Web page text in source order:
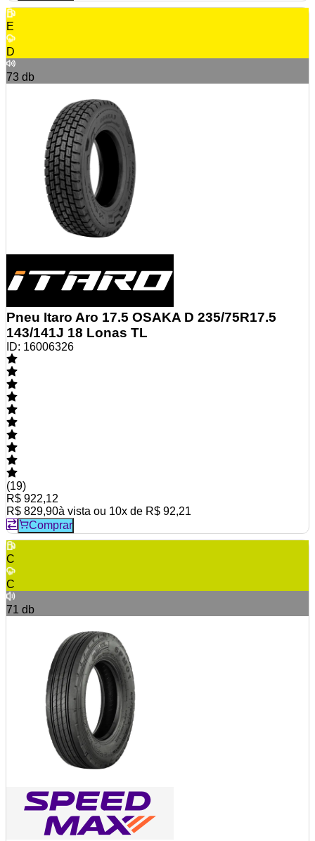
E
D
73 db
Pneu Itaro Aro 17.5 OSAKA D 235/75R17.5
143/141J 18 Lonas TL
ID: 16006326
(19)
R$ 922,12
R$ 829,90à vista ou 10x de R$ 92,21
Comprar
C
C
71 db